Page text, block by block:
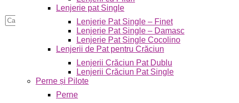
Skip to navigationSkip to main content
Caută
Lenjerie pat Single
Lenjerie Pat Single – Finet
Lenjerie Pat Single – Damasc
Lenjerie Pat Single Cocolino
Lenjerii de Pat pentru Crăciun
Lenjerii Crăciun Pat Dublu
Lenjerii Crăciun Pat Single
Perne și Pilote
Perne